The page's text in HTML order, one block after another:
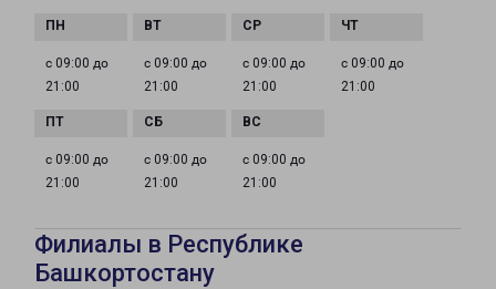
с 09:00 до
21:00
с 09:00 до
21:00
с 09:00 до
21:00
с 09:00 до
21:00
с 09:00 до
21:00
с 09:00 до
21:00
с 09:00 до
21:00
Филиалы в Республике
Башкортостану